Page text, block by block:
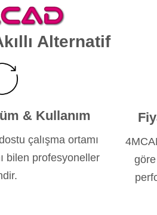
Alternatif
& Kullanım
çalışma ortamı
bilen profesyoneller